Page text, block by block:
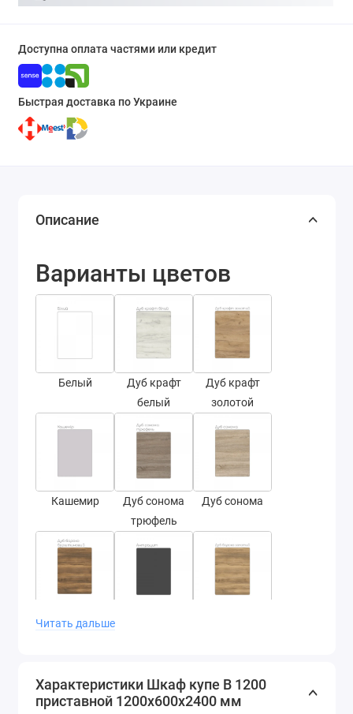
Доступна оплата частями или кредит
Быстрая доставка по Украине
Описание
Варианты цветов
Белый
Дуб крафт
белый
Дуб крафт
золотой
Кашемир
Дуб сонома
трюфель
Дуб сонома
Дуб барокко
Читать дальше
Характеристики Шкаф купе В 1200
приставной 1200x600x2400 мм